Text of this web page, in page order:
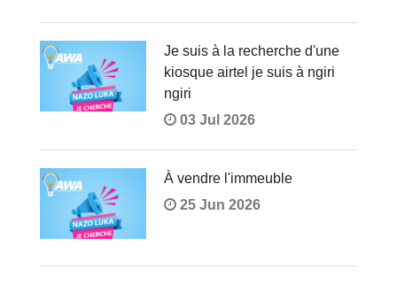
Je suis à la recherche d'une
kiosque airtel je suis à ngiri
ngiri
03 Jul 2026
À vendre l'immeuble
25 Jun 2026